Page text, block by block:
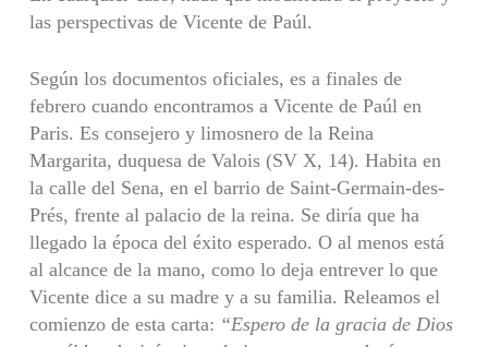
las perspectivas de Vicente de Paúl.
Según los documentos oficiales, es a finales de
febrero cuando encontramos a Vicente de Paúl en
Paris. Es consejero y limosnero de la Reina
Margarita, duquesa de Valois (SV X, 14). Habita en
la calle del Sena, en el barrio de Saint-Germain-des-
Prés, frente al palacio de la reina. Se diría que ha
llegado la época del éxito esperado. O al menos está
al alcance de la mano, como lo deja entrever lo que
Vicente dice a su madre y a su familia. Releamos el
comienzo de esta carta: “Espero de la gracia de Dios